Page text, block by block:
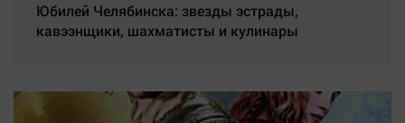
Юбилей Челябинска: звезды эстрады,
кавээнщики, шахматисты и кулинары